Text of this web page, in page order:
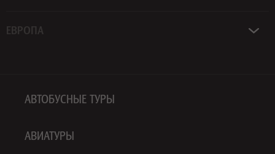
ЕВРОПА
АВТОБУСНЫЕ ТУРЫ
АВИАТУРЫ